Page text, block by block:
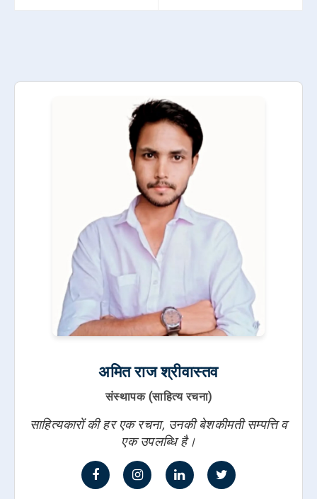
अमित राज श्रीवास्तव
संस्थापक (साहित्य रचना)
साहित्यकारों की हर एक रचना, उनकी बेशकीमती सम्पत्ति व
एक उपलब्धि है।